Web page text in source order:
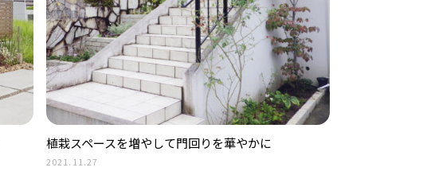
植栽スペースを増やして門回りを華やかに
2021.11.27